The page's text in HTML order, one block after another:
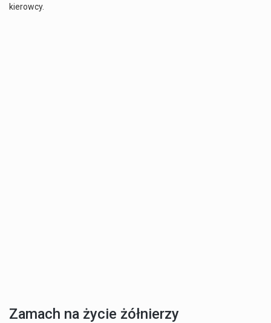
kierowcy.
Zamach na życie żółnierzy